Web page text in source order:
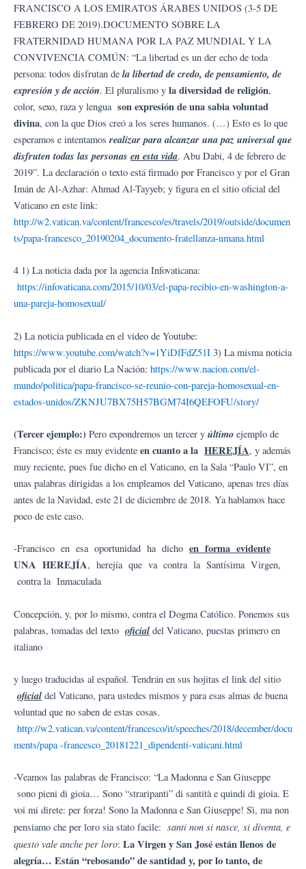
FRANCISCO A LOS EMIRATOS ÁRABES UNIDOS (3-5 DE
FEBRERO DE 2019).DOCUMENTO SOBRE LA
FRATERNIDAD HUMANA POR LA PAZ MUNDIAL Y LA
CONVIVENCIA COMÚN: “La libertad es un der echo de toda
persona: todos disfrutan de la libertad de credo, de pensamiento, de
expresión y de acción. El pluralismo y la diversidad de religión,
color, sexo, raza y lengua son expresión de una sabia voluntad
divina, con la que Dios creó a los seres humanos. (…) Esto es lo que
esperamos e intentamosrealizar para alcanzar una paz universal que
disfruten todas las personas en esta vida. Abu Dabi, 4 de febrero de
2019”. La declaración o texto está firmado por Francisco y por el Gran
Imán de Al-Azhar: Ahmad Al-Tayyeb; y figura en el sitio oficial del
Vaticano en este link:
http://w2.vatican.va/content/francesco/es/travels/2019/outside/documen
ts/papa-francesco_20190204_documento-fratellanza-umana.html
4 1) La noticia dada por la agencia Infovaticana:
https://infovaticana.com/2015/10/03/el-papa-recibio-en-washington-a-
una-pareja-homosexual/
2) La noticia publicada en el video de Youtube:
https://www.youtube.com/watch?v=1YiDfFdZ51I 3) La misma noticia
publicada por el diario La Nación: https://www.nacion.com/el-
mundo/politica/papa-francisco-se-reunio-con-pareja-homosexual-en-
estados-unidos/ZKNJU7BX75H57BGM74I6QEFOFU/story/
(Tercer ejemplo:) Pero expondremos un tercer y último ejemplo de
Francisco; éste es muy evidente en cuanto a la HEREJÍA, y además
muy reciente, pues fue dicho en el Vaticano, en la Sala “Paulo VI”, en
unas palabras dirigidas a los empleamos del Vaticano, apenas tres días
antes de la Navidad, este 21 de diciembre de 2018. Ya hablamos hace
poco de este caso.
-Francisco en esa oportunidad ha dicho en forma evidente
UNA HEREJÍA, herejía que va contra la Santísima Virgen,
contra la Inmaculada
Concepción, y, por lo mismo, contra el Dogma Católico. Ponemos sus
palabras, tomadas del texto oficial del Vaticano, puestas primero en
italiano
y luego traducidas al español. Tendrán en sus hojitas el link del sitio
oficial del Vaticano, para ustedes mismos y para esas almas de buena
voluntad que no saben de estas cosas.
http://w2.vatican.va/content/francesco/it/speeches/2018/december/docu
ments/papa -francesco_20181221_dipendenti-vaticani.html
-Veamos las palabras de Francisco: “La Madonna e San Giuseppe
sono pieni di gioia… Sono “straripanti” di santità e quindi di gioia. E
voi mi direte: per forza! Sono la Madonna e San Giuseppe! Sì, ma non
pensiamo che per loro sia stato facile: santi non si nasce, si diventa, e
questo vale anche per loro: La Virgen y San José están llenos de
alegría… Están “rebosando” de santidad y, por lo tanto, de